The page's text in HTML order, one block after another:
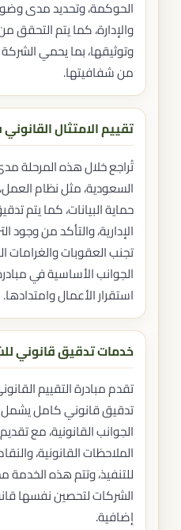
الحوكمة، وتحديد مدى
والإدارة، كما يتم التحقق من
وتوثيقها، بما يحمي الشركة
من شفافيتها.
تقييم الامتثال
تُراجع خلال هذه المرحلة
السعودية، مثل نظام
حماية البيانات، كما يتم
الإدارية، والتأكد من وجود
تجنب العقوبات والغرامات
الجوانب الأساسية في
استقرار الأعمال وامتدادها.
خدمات تدقيق قانوني
تقدم مبادرة التقييم
تدقيق قانوني كامل يشمل
الجوانب القانونية، مع
الملاحظات القانونية،
للتنفيذ، وتتم هذه الخدمة
الشركات لتحصين نفسها
إضافية.